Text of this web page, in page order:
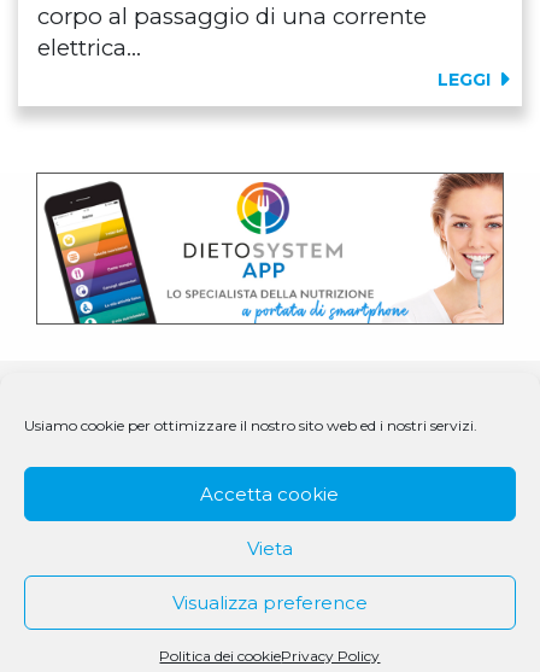
Usiamo cookie per ottimizzare il nostro sito web ed i nostri servizi.
Accetta cookie
Vieta
Visualizza preference
Politica dei cookiePrivacy Policy
corpo al passaggio di una corrente
elettrica...
LEGGI
© 1979 - 2025 DS Medigroup S.r.l. a socio unico | CF/P.IVA
07979550154